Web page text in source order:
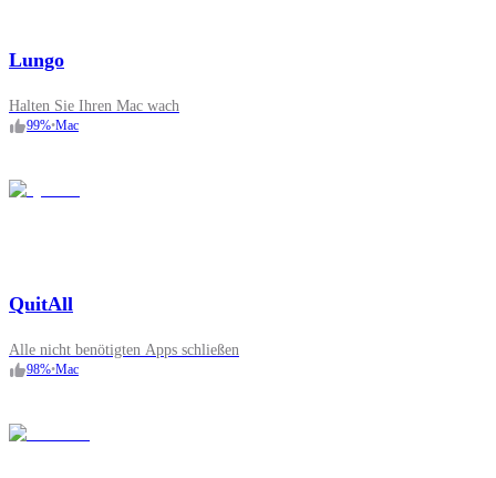
Lungo
Halten Sie Ihren Mac wach
99%•Mac
QuitAll
Alle nicht benötigten Apps schließen
98%•Mac